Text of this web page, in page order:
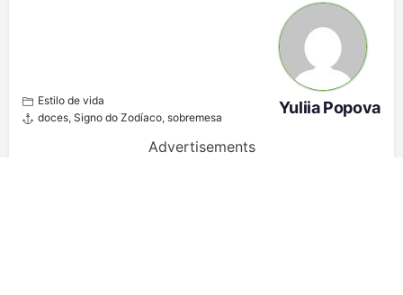
Estilo de vida
doces, Signo do Zodíaco, sobremesa
Yuliia Popova
Advertisements